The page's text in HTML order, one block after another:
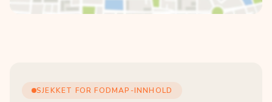
SJEKKET FOR FODMAP-INNHOLD